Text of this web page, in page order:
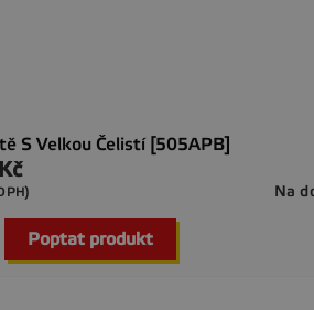
S Velkou Čelistí [505APB]
Na
Poptat produkt